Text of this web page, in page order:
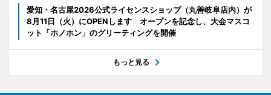
愛知・名古屋2026公式ライセンスショップ（丸善岐阜店内）が
8月11日（火）にOPENします オープンを記念し、大会マスコ
ット「ホノホン」のグリーティングを開催
もっと見る